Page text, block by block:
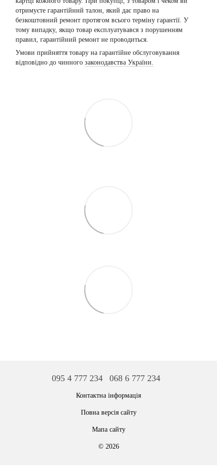
отримуєте гарантійний талон, який дає право на
безкоштовний ремонт протягом всього терміну гарантії. У
тому випадку, якщо товар експлуатувався з порушенням
правил, гарантійний ремонт не проводиться.
Умови прийняття товару на гарантійне обслуговування
відповідно до чинного законодавства України.
095 4 777 234 068 6 777 234
Контактна інформація
Повна версія сайту
Мапа сайту
© 2026